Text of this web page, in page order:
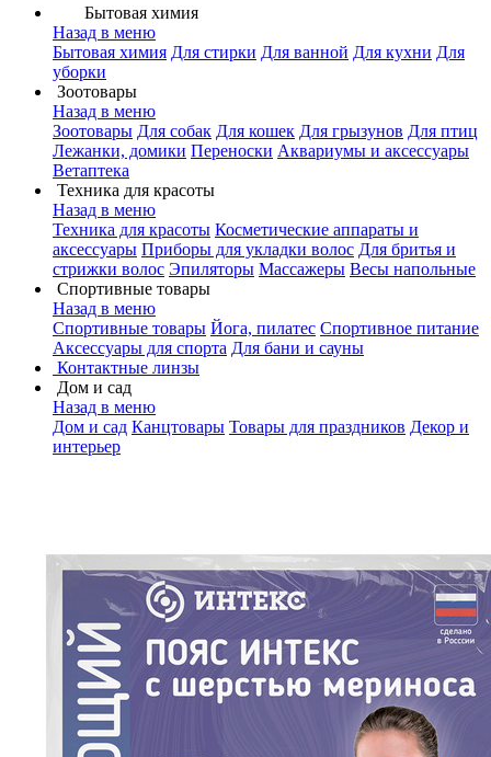
Бытовая химия
Назад в меню
Бытовая химия Для стирки Для ванной Для кухни Для
уборки
Зоотовары
Назад в меню
Зоотовары Для собак Для кошек Для грызунов Для птиц
Лежанки, домики Переноски Аквариумы и аксессуары
Ветаптека
Техника для красоты
Назад в меню
Техника для красоты Косметические аппараты и
аксессуары Приборы для укладки волос Для бритья и
стрижки волос Эпиляторы Массажеры Весы напольные
Спортивные товары
Назад в меню
Спортивные товары Йога, пилатес Спортивное питание
Аксессуары для спорта Для бани и сауны
Контактные линзы
Дом и сад
Назад в меню
Дом и сад Канцтовары Товары для праздников Декор и
интерьер